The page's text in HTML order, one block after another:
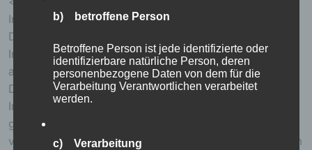
Informationen</h4>
Die Internetseite erfasst mit jedem Aufruf der
Internetseite durch eine betroffene Person oder ein
automatisiertes System eine Reihe von allgemeinen
Daten und Informationen. Diese allgemeinen Daten und
Informationen werden in den Logfiles des Servers
gespeichert. Erfasst werden können die (1)
verwendeten Browsertypen und Versionen, (2) das vom
b) betroffene Person
Betroffene Person ist jede identifizierte oder
identifizierbare natürliche Person, deren
personenbezogene Daten von dem für die
Verarbeitung Verantwortlichen verarbeitet
werden.
c) Verarbeitung